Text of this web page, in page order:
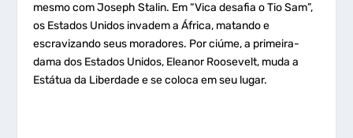
mesmo com Joseph Stalin. Em “Vica desafia o Tio Sam”,
os Estados Unidos invadem a África, matando e
escravizando seus moradores. Por ciúme, a primeira-
dama dos Estados Unidos, Eleanor Roosevelt, muda a
Estátua da Liberdade e se coloca em seu lugar.